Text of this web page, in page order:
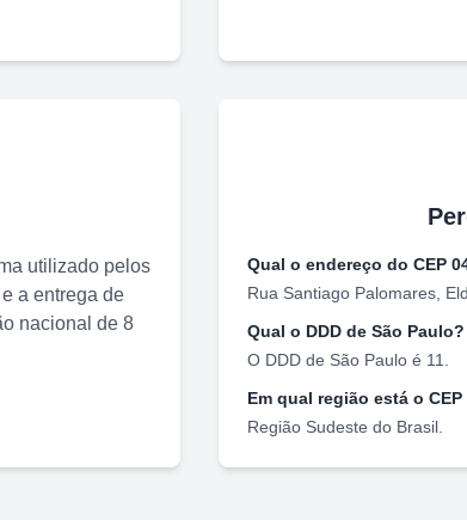
utilizado pelos
a entrega de
nacional de 8
Qual o endereço do CEP
Rua Santiago Palomares
Qual o DDD de São Paulo?
O DDD de São Paulo é 11
Em qual região está o CEP
Região Sudeste do Brasil.